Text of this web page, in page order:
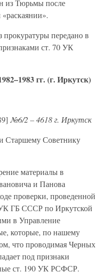
из Тюрьмы после
прокуратуры передано в
ст. 70 УК
гг. (г. Иркутск)
№6/2 – 4618 г. Иркутск
Старшему Советнику
материалы в
и Панова
проверки, проведенной
ГБ СССР по Иркутской
в Управление
которые, по нашему
что проводимая Черных
под признаки
ст. 190 УК РСФСР.